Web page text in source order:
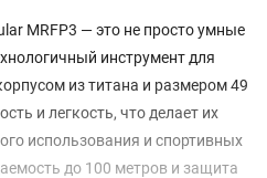
MRFP3 — это не просто умные
инструмент для
из титана и размером 49
и легкость, что делает их
использования и спортивных
до 100 метров и защита